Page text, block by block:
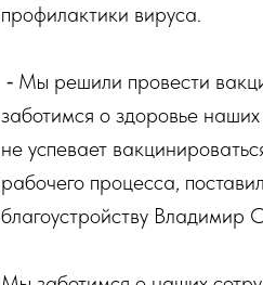
профилактики вируса.
⁃ Мы решили провести
заботимся о здоровье
не успевает
рабочего процесса,
благоустройству Владимир